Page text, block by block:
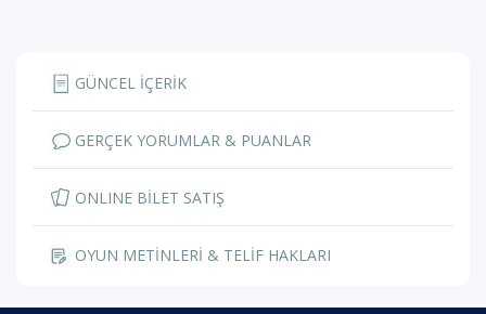
GÜNCEL İÇERİK
GERÇEK YORUMLAR & PUANLAR
ONLINE BİLET SATIŞ
OYUN METİNLERİ & TELİF HAKLARI